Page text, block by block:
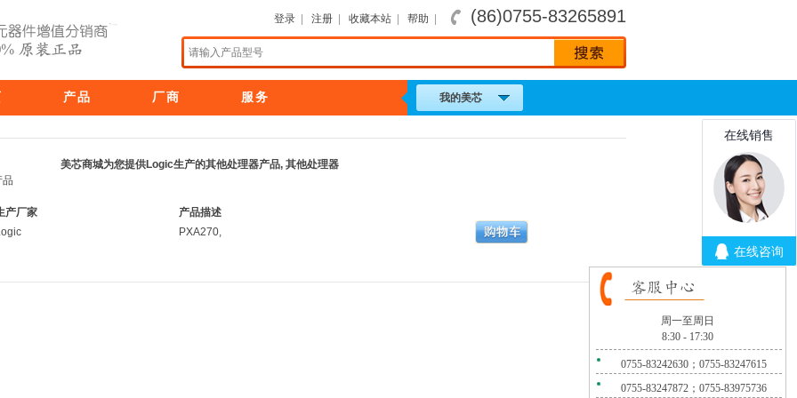
登录 注册 收藏本站 帮助 (86)0755-83265891
产品 厂商 服务 我的美芯
美芯商城为您提供Logic生产的其他处理器产品, 其他处理器
品
产厂家
产品描述
PXA270,
周一至周日
8:30 - 17:30
0755-83242630；0755-83247615
0755-83247872；0755-83975736